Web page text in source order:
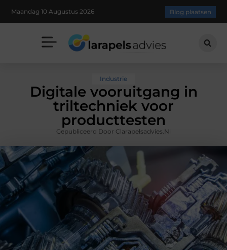
Maandag 10 Augustus 2026 Blog plaatsen
Industrie
Digitale vooruitgang in
triltechniek voor
producttesten
Gepubliceerd Door Clarapelsadvies.nl